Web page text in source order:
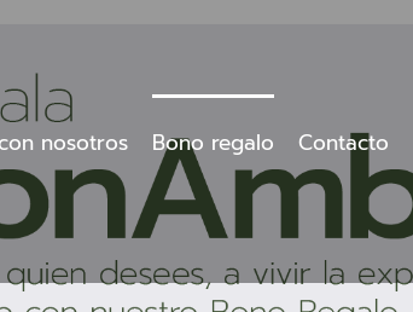
nosotros Bono regalo Contacto